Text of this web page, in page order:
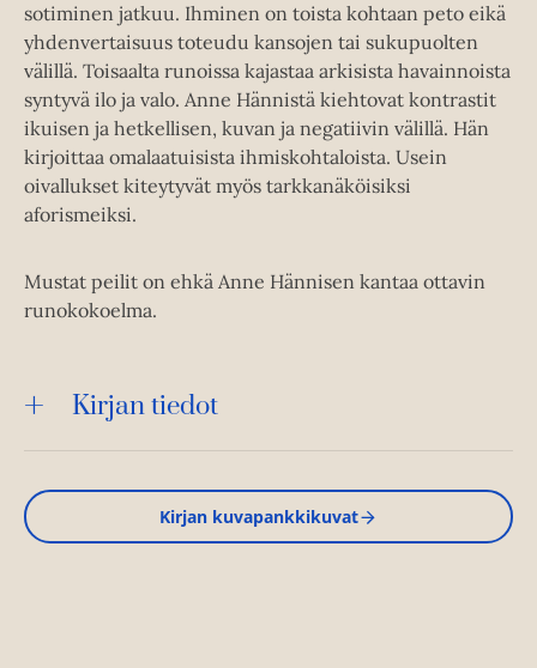
sotiminen jatkuu. Ihminen on toista kohtaan peto eikä
yhdenvertaisuus toteudu kansojen tai sukupuolten
välillä. Toisaalta runoissa kajastaa arkisista havainnoista
syntyvä ilo ja valo. Anne Hännistä kiehtovat kontrastit
ikuisen ja hetkellisen, kuvan ja negatiivin välillä. Hän
kirjoittaa omalaatuisista ihmiskohtaloista. Usein
oivallukset kiteytyvät myös tarkkanäköisiksi
aforismeiksi.
Mustat peilit on ehkä Anne Hännisen kantaa ottavin
runokokoelma.
Kirjan tiedot
Kirjan kuvapankkikuvat